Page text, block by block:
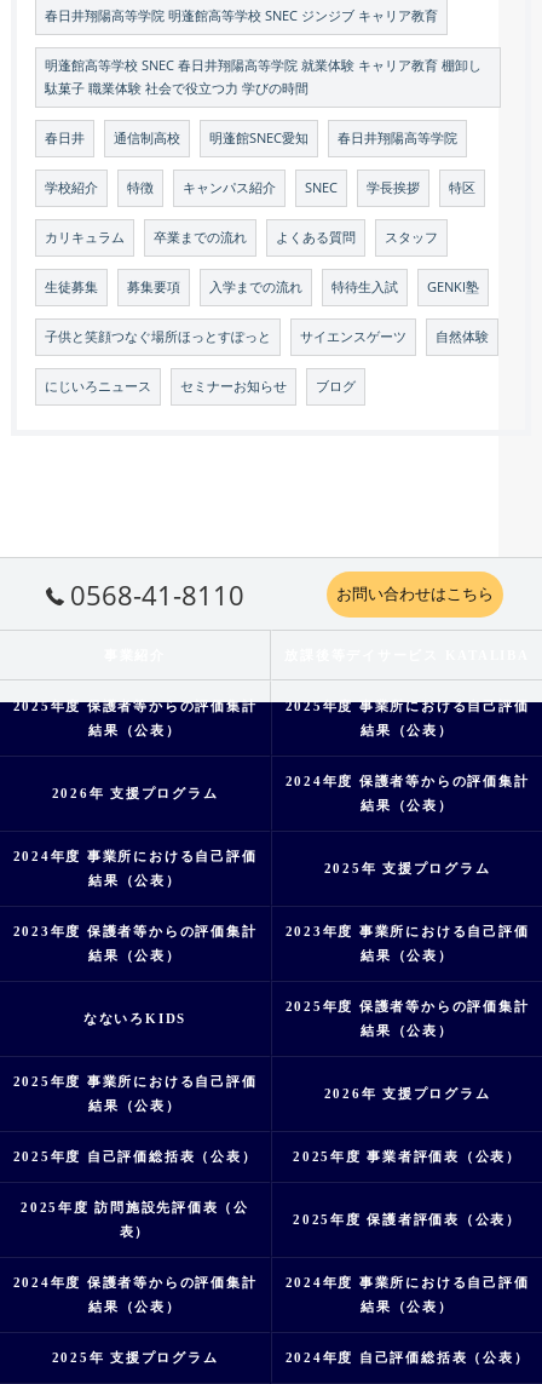
春日井翔陽高等学院 明蓬館高等学校 SNEC ジンジブ キャリア教育
明蓬館高等学校 SNEC 春日井翔陽高等学院 就業体験 キャリア教育 棚卸し
駄菓子 職業体験 社会で役立つ力 学びの時間
春日井 通信制高校 明蓬館SNEC愛知 春日井翔陽高等学院
学校紹介 特徴 キャンパス紹介 SNEC 学長挨拶 特区
カリキュラム 卒業までの流れ よくある質問 スタッフ
生徒募集 募集要項 入学までの流れ 特待生入試 GENKI塾
子供と笑顔つなぐ場所ほっとすぽっと サイエンスゲーツ 自然体験
にじいろニュース セミナーお知らせ ブログ
0568-41-8110 お問い合わせはこちら
2025年度 保護者等からの評価集計
結果（公表）
2025年度 事業所における自己評価
結果（公表）
2026年 支援プログラム
2024年度 保護者等からの評価集計
結果（公表）
2024年度 事業所における自己評価
結果（公表）
2025年 支援プログラム
2023年度 保護者等からの評価集計
結果（公表）
2023年度 事業所における自己評価
結果（公表）
なないろKIDS
2025年度 保護者等からの評価集計
結果（公表）
2025年度 事業所における自己評価
結果（公表）
2026年 支援プログラム
2025年度 自己評価総括表（公表） 2025年度 事業者評価表（公表）
2025年度 訪問施設先評価表（公
表）
2025年度 保護者評価表（公表）
2024年度 保護者等からの評価集計
結果（公表）
2024年度 事業所における自己評価
結果（公表）
2025年 支援プログラム 2024年度 自己評価総括表（公表）